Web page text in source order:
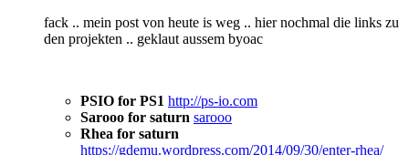
fack .. mein post von heute is weg .. hier nochmal die links zu
den projekten .. geklaut aussem byoac
PSIO for PS1 http://ps-io.com
Sarooo for saturn sarooo
Rhea for saturn
https://gdemu.wordpress.com/2014/09/30/enter-rhea/